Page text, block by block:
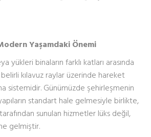
Yaşamdaki Önemi
yükleri binaların farklı katları arasında
kılavuz raylar üzerinde hareket
sistemidir. Günümüzde şehirleşmenin
standart hale gelmesiyle birlikte,
tarafından sunulan hizmetler lüks değil,
gelmiştir.